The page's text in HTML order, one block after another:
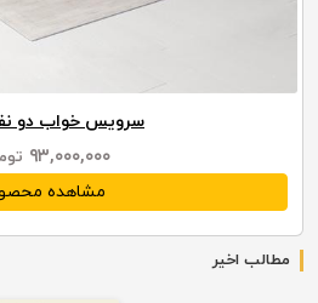
سرویس خواب دو
۹۳,۰۰۰,۰۰۰
مشاهده
مطالب اخیر